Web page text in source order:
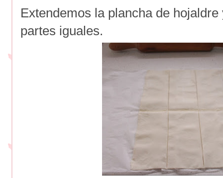
Extendemos la plancha de
partes iguales.